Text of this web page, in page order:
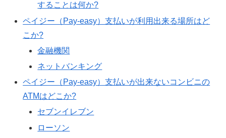
することは何か?
ペイジー（Pay-easy）支払いが利用出来る場所はど
こか?
金融機関
ネットバンキング
ペイジー（Pay-easy）支払いが出来ないコンビニの
ATMはどこか?
セブンイレブン
ローソン